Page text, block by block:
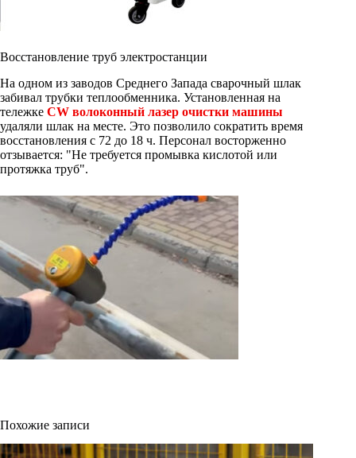
Восстановление труб электростанции
На одном из заводов Среднего Запада сварочный шлак
забивал трубки теплообменника. Установленная на
тележке CW волоконный лазер очистки машины
удаляли шлак на месте. Это позволило сократить время
восстановления с 72 до 18 ч. Персонал восторженно
отзывается: "Не требуется промывка кислотой или
протяжка труб".
Похожие записи